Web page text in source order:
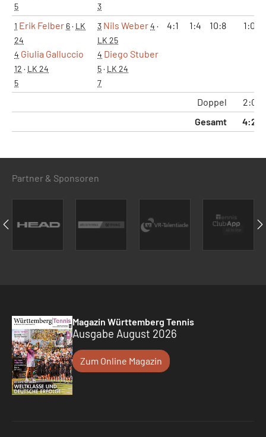
5
3
1 Erik Felber 6· LK
24
4 Giulia Galluccio
12 · LK 24
5
3 Nils Weber4 ·
LK 25
4 Diego Stuber
5· LK 24
7
4:1 1:4 10:8 1:0
Doppel
2:0
Gesamt
4:2
Partner & Sponsoren
Magazin Württemberg Tennis
Ausgabe August 2026
Zum Online Magazin